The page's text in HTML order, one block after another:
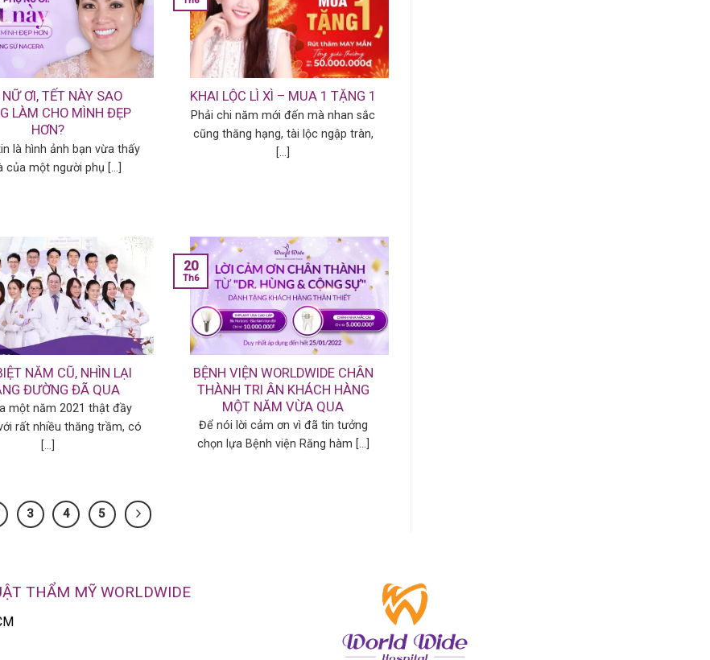
ƠI, TẾT NÀY SAO
LÀM CHO MÌNH ĐẸP
HƠN?
là hình ảnh bạn vừa thấy
của một người phụ [...]
KHAI LỘC LÌ XÌ – MUA 1 TẶNG 1
Phải chi năm mới đến mà nhan sắc
cũng thăng hạng, tài lộc ngập tràn,
[...]
NĂM CŨ, NHÌN LẠI
ĐƯỜNG ĐÃ QUA
một năm 2021 thật đầy
rất nhiều thăng trầm, có
[...]
BỆNH VIỆN WORLDWIDE CHÂN
THÀNH TRI ÂN KHÁCH HÀNG
MỘT NĂM VỪA QUA
Để nói lời cảm ơn vì đã tin tưởng
chọn lựa Bệnh viện Răng hàm [...]
20
Th6
3 4 5
THẨM MỸ WORLDWIDE